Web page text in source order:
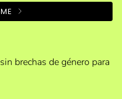
brechas de género para